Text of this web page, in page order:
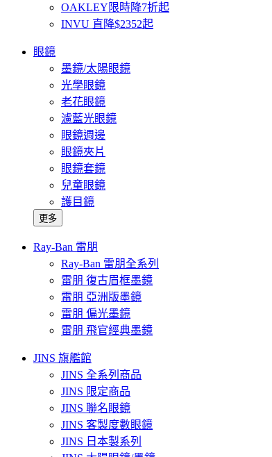
OAKLEY限時降7折起
INVU 直降$2352起
眼鏡
墨鏡/太陽眼鏡
光學眼鏡
老花眼鏡
濾藍光眼鏡
眼鏡週邊
眼鏡夾片
眼鏡套鏡
兒童眼鏡
護目鏡
更多
Ray-Ban 雷朋
Ray-Ban 雷朋全系列
雷朋 復古眉框墨鏡
雷朋 亞洲版墨鏡
雷朋 偏光墨鏡
雷朋 飛官經典墨鏡
JINS 旗艦館
JINS 全系列商品
JINS 限定商品
JINS 聯名眼鏡
JINS 客製度數眼鏡
JINS 日本製系列